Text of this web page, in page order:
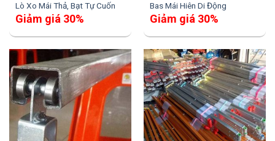
Lò Xo Mái Thả, Bạt Tự Cuốn
Giảm giá 30%
Bas Mái Hiên Di Động
Giảm giá 30%